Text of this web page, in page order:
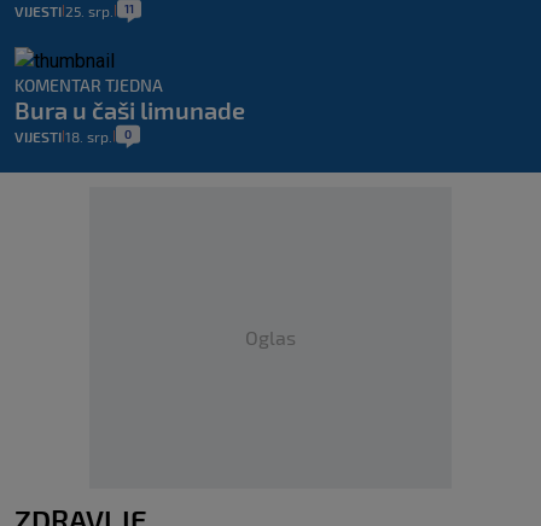
VIJESTI 25. srp. 11
KOMENTAR TJEDNA
Bura u čaši limunade
VIJESTI 18. srp. 0
Oglas